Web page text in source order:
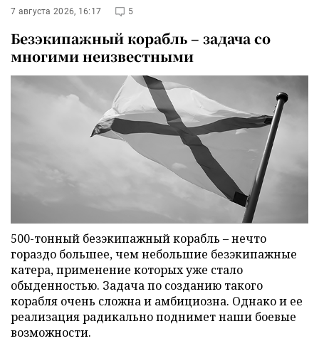
7 августа 2026, 16:17 5
Безэкипажный корабль – задача со
многими неизвестными
500-тонный безэкипажный корабль – нечто
гораздо большее, чем небольшие безэкипажные
катера, применение которых уже стало
обыденностью. Задача по созданию такого
корабля очень сложна и амбициозна. Однако и ее
реализация радикально поднимет наши боевые
возможности.